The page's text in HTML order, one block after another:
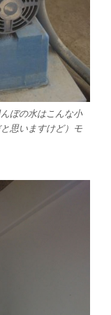
ぼの水はこんな小
思いますけど）モ